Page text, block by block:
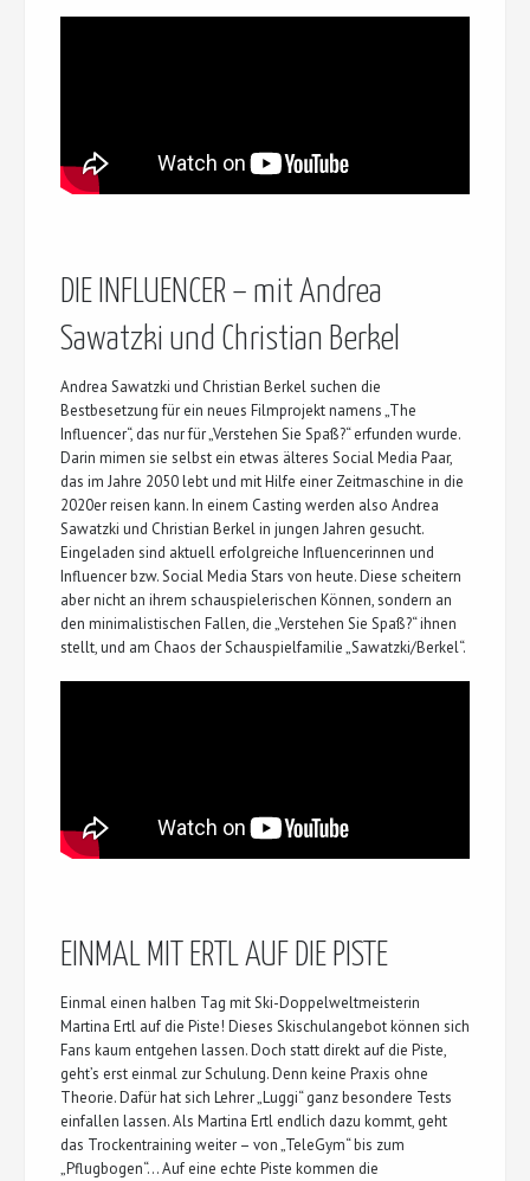
DIE INFLUENCER – mit Andrea
Sawatzki und Christian Berkel
Andrea Sawatzki und Christian Berkel suchen die
Bestbesetzung für ein neues Filmprojekt namens „The
Influencer“, das nur für „Verstehen Sie Spaß?“ erfunden wurde.
Darin mimen sie selbst ein etwas älteres Social Media Paar,
das im Jahre 2050 lebt und mit Hilfe einer Zeitmaschine in die
2020er reisen kann. In einem Casting werden also Andrea
Sawatzki und Christian Berkel in jungen Jahren gesucht.
Eingeladen sind aktuell erfolgreiche Influencerinnen und
Influencer bzw. Social Media Stars von heute. Diese scheitern
aber nicht an ihrem schauspielerischen Können, sondern an
den minimalistischen Fallen, die „Verstehen Sie Spaß?“ ihnen
stellt, und am Chaos der Schauspielfamilie „Sawatzki/Berkel“.
EINMAL MIT ERTL AUF DIE PISTE
Einmal einen halben Tag mit Ski-Doppelweltmeisterin
Martina Ertl auf die Piste! Dieses Skischulangebot können sich
Fans kaum entgehen lassen. Doch statt direkt auf die Piste,
geht’s erst einmal zur Schulung. Denn keine Praxis ohne
Theorie. Dafür hat sich Lehrer „Luggi“ ganz besondere Tests
einfallen lassen. Als Martina Ertl endlich dazu kommt, geht
das Trockentraining weiter – von „TeleGym“ bis zum
„Pflugbogen“… Auf eine echte Piste kommen die